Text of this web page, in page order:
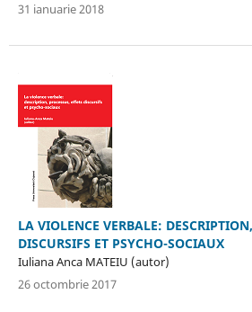
31 ianuarie 2018
LA VIOLENCE VERBALE:
DISCURSIFS ET PSYCHO-SOCIAUX
Iuliana Anca MATEIU (autor)
26 octombrie 2017